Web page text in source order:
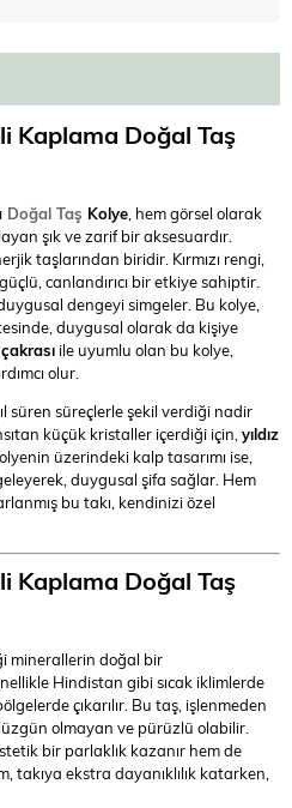
Kaplama Doğal Taş
Doğal Taş Kolye, hem görsel olarak
şık ve zarif bir aksesuardır.
taşlarından biridir. Kırmızı rengi,
canlandırıcı bir etkiye sahiptir.
dengeyi simgeler. Bu kolye,
duygusal olarak da kişiye
ile uyumlu olan bu kolye,
olur.
süren süreçlerle şekil verdiği nadir
küçük kristaller içerdiği için,yıldız
üzerindeki kalp tasarımı ise,
duygusal şifa sağlar. Hem
bu takı, kendinizi özel
Kaplama Doğal Taş
minerallerin doğal bir
Hindistan gibi sıcak iklimlerde
çıkarılır. Bu taş, işlenmeden
olmayan ve pürüzlü olabilir.
bir parlaklık kazanır hem de
takıya ekstra dayanıklılık katarken,